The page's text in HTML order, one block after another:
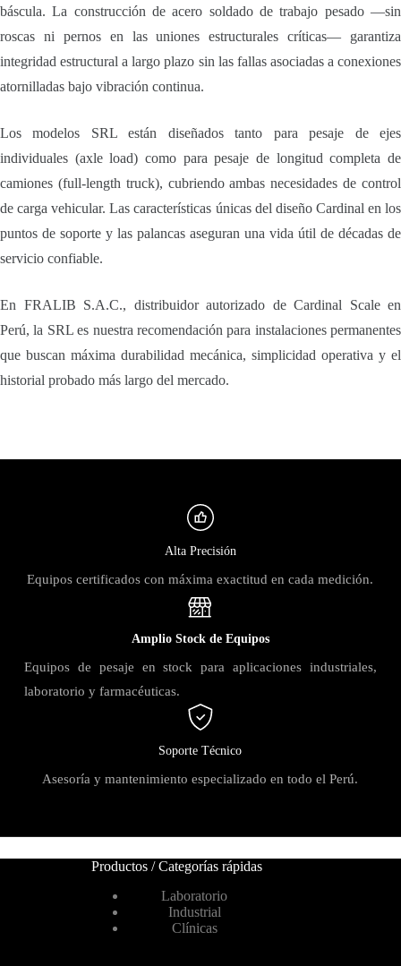
báscula. La construcción de acero soldado de trabajo pesado —sin
roscas ni pernos en las uniones estructurales críticas— garantiza
integridad estructural a largo plazo sin las fallas asociadas a conexiones
atornilladas bajo vibración continua.
Los modelos SRL están diseñados tanto para pesaje de ejes
individuales (axle load) como para pesaje de longitud completa de
camiones (full-length truck), cubriendo ambas necesidades de control
de carga vehicular. Las características únicas del diseño Cardinal en los
puntos de soporte y las palancas aseguran una vida útil de décadas de
servicio confiable.
En FRALIB S.A.C., distribuidor autorizado de Cardinal Scale en
Perú, la SRL es nuestra recomendación para instalaciones permanentes
que buscan máxima durabilidad mecánica, simplicidad operativa y el
historial probado más largo del mercado.
Alta Precisión
Equipos certificados con máxima exactitud en cada medición.
Amplio Stock de Equipos
Equipos de pesaje en stock para aplicaciones industriales,
laboratorio y farmacéuticas.
Soporte Técnico
Asesoría y mantenimiento especializado en todo el Perú.
Productos / Categorías rápidas
Laboratorio
Industrial
Clínicas